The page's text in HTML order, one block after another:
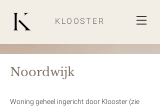
KLOOSTER
Noordwijk
Woning geheel ingericht door Klooster (zie